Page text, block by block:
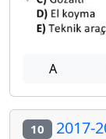
A
10 2017-